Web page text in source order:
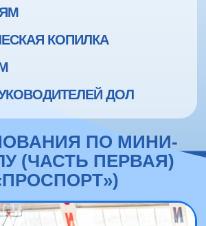
КОПИЛКА
ДОЛ
ПО МИНИ-
(ЧАСТЬ ПЕРВАЯ)